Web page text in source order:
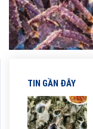
TIN GẦN ĐÂY